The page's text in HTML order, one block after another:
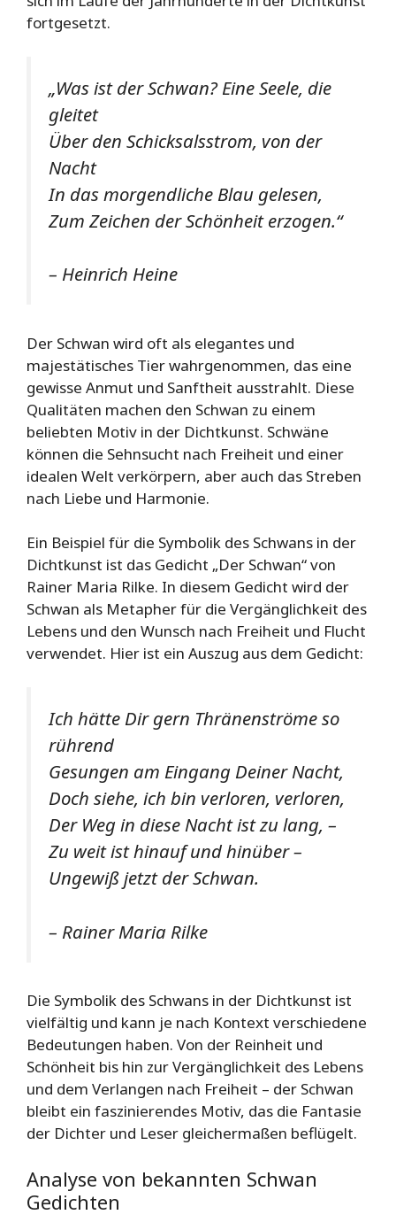
fortgesetzt.
„Was ist der Schwan?Eine Seele, die
gleitet
Über den Schicksalsstrom, von der
Nacht
In das morgendliche Blau gelesen,
Zum Zeichen der Schönheit erzogen.“
– Heinrich Heine
Der Schwan wird oft als elegantes und
majestätisches Tier wahrgenommen, das eine
gewisse Anmut und Sanftheit ausstrahlt. Diese
Qualitäten machen den Schwan zu einem
beliebten Motiv in der Dichtkunst. Schwäne
können die Sehnsucht nach Freiheit und einer
idealen Welt verkörpern, aber auch das Streben
nach Liebe und Harmonie.
Ein Beispiel für die Symbolik des Schwans in der
Dichtkunst ist das Gedicht „Der Schwan“ von
Rainer Maria Rilke. In diesem Gedicht wird der
Schwan als Metapher für die Vergänglichkeit des
Lebens und den Wunsch nach Freiheit und Flucht
verwendet. Hier ist ein Auszug aus dem Gedicht:
Ich hätte Dir gern Thränenströme so
rührend
Gesungen am Eingang Deiner Nacht,
Doch siehe, ich bin verloren, verloren,
Der Weg in diese Nacht ist zu lang, –
Zu weit ist hinauf und hinüber –
Ungewiß jetzt der Schwan.
– Rainer Maria Rilke
Die Symbolik des Schwans in der Dichtkunst ist
vielfältig und kann je nach Kontext verschiedene
Bedeutungen haben. Von der Reinheit und
Schönheit bis hin zur Vergänglichkeit des Lebens
und dem Verlangen nach Freiheit – der Schwan
bleibt ein faszinierendes Motiv, das die Fantasie
der Dichter und Leser gleichermaßen beflügelt.
Analyse von bekannten Schwan
Gedichten